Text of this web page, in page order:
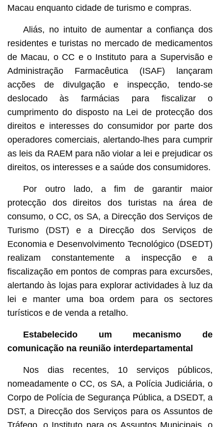
Macau enquanto cidade de turismo e compras.
Aliás, no intuito de aumentar a confiança dos
residentes e turistas no mercado de medicamentos
de Macau, o CC e o Instituto para a Supervisão e
Administração Farmacêutica (ISAF) lançaram
acções de divulgação e inspecção, tendo-se
deslocado às farmácias para fiscalizar o
cumprimento do disposto na Lei de protecção dos
direitos e interesses do consumidor por parte dos
operadores comerciais, alertando-lhes para cumprir
as leis da RAEM para não violar a lei e prejudicar os
direitos, os interesses e a saúde dos consumidores.
Por outro lado, a fim de garantir maior
protecção dos direitos dos turistas na área de
consumo, o CC, os SA, a Direcção dos Serviços de
Turismo (DST) e a Direcção dos Serviços de
Economia e Desenvolvimento Tecnológico (DSEDT)
realizam constantemente a inspecção e a
fiscalização em pontos de compras para excursões,
alertando às lojas para explorar actividades à luz da
lei e manter uma boa ordem para os sectores
turísticos e de venda a retalho.
Estabelecido um mecanismo de
comunicação na reunião interdepartamental
Nos dias recentes, 10 serviços públicos,
nomeadamente o CC, os SA, a Polícia Judiciária, o
Corpo de Polícia de Segurança Pública, a DSEDT, a
DST, a Direcção dos Serviços para os Assuntos de